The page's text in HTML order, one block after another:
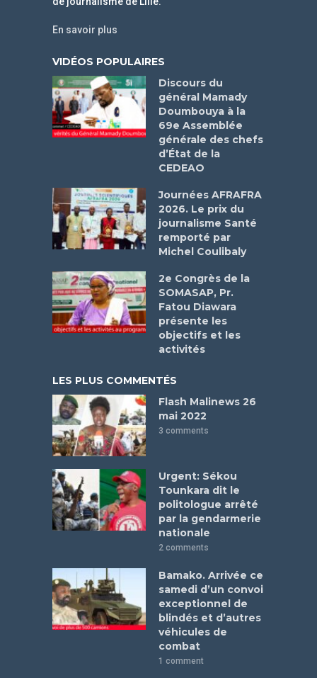
En savoir plus
VIDÉOS POPULAIRES
Discours du
général Mamady
Doumbouya à la
69e Assemblée
générale des chefs
d’État de la
CEDEAO
Journées AFRAFRA
2026. Le prix du
journalisme Santé
remporté par
Michel Coulibaly
2e Congrès de la
SOMASAP, Pr.
Fatou Diawara
présente les
objectifs et les
activités
LES PLUS COMMENTÉS
Flash Malinews 26
mai 2022
3 comments
Urgent: Sékou
Tounkara dit le
politologue arrêté
par la gendarmerie
nationale
2 comments
Bamako. Arrivée ce
samedi d’un convoi
exceptionnel de
blindés et d’autres
véhicules de
combat
1 comment